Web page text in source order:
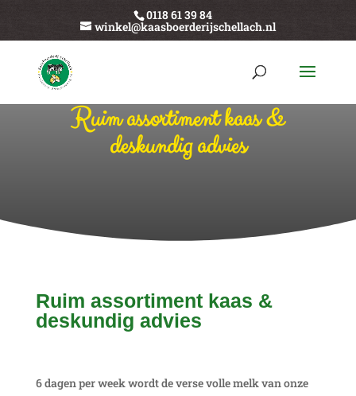
0118 61 39 84
winkel@kaasboerderijschellach.nl
Ruim assortiment kaas &
deskundig advies
Ruim assortiment kaas &
deskundig advies
6 dagen per week wordt de verse volle melk van onze